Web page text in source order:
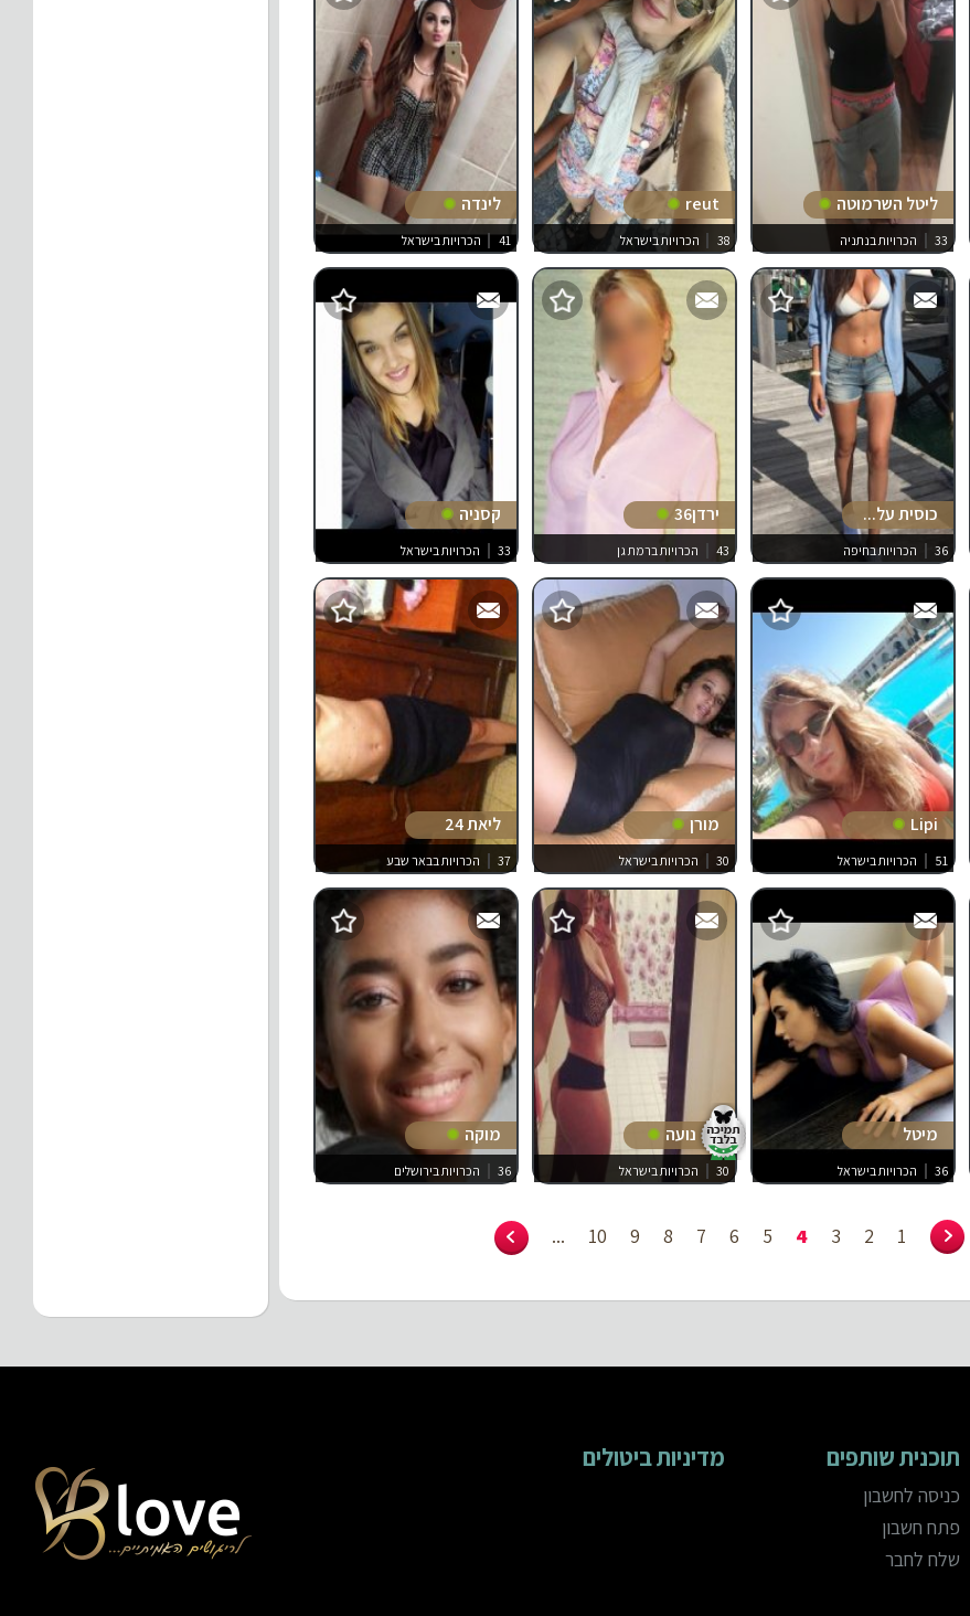
ליטל השרמוטה
33 הכרויות בנתניה
reut
38 הכרויות בישראל
לינדה
41 הכרויות בישראל
כוסית על...
36 הכרויות בחיפה
ירדן36
43 הכרויות ברמת גן
קסניה
33 הכרויות בישראל
Lipi
51 הכרויות בישראל
מורן
30 הכרויות בישראל
ליאת 24
37 הכרויות בבאר שבע
מיטל
36 הכרויות בישראל
נועה
30 הכרויות בישראל
מוקה
36 הכרויות בירושלים
1
2
3
4
5
6
7
8
9
10
...
תוכנית שותפים
כניסה לחשבון
פתח חשבון
שלח לחבר
מדיניות ביטולים